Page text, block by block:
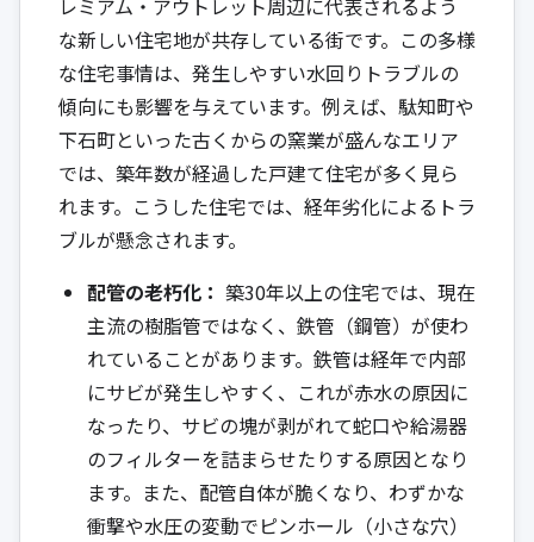
な新しい住宅地が共存している街です。この多様
な住宅事情は、発生しやすい水回りトラブルの
傾向にも影響を与えています。例えば、駄知町や
下石町といった古くからの窯業が盛んなエリア
では、築年数が経過した戸建て住宅が多く見ら
れます。こうした住宅では、経年劣化によるトラ
ブルが懸念されます。
配管の老朽化： 築30年以上の住宅では、現在
主流の樹脂管ではなく、鉄管（鋼管）が使わ
れていることがあります。鉄管は経年で内部
にサビが発生しやすく、これが赤水の原因に
なったり、サビの塊が剥がれて蛇口や給湯器
のフィルターを詰まらせたりする原因となり
ます。また、配管自体が脆くなり、わずかな
衝撃や水圧の変動でピンホール（小さな穴）